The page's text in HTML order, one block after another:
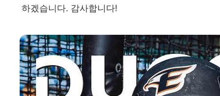
하겠습니다. 감사합니다!